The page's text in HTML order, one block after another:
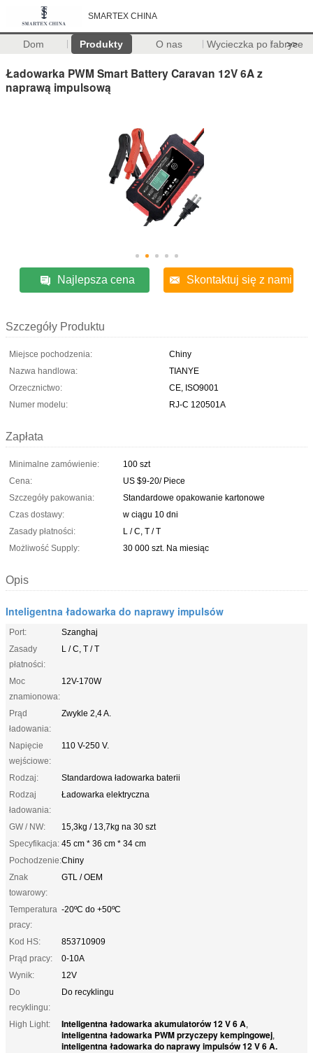
SMARTEX CHINA
Dom Produkty O nas Wycieczka po fabryce
>>
Ładowarka PWM Smart Battery Caravan 12V 6A z
naprawą impulsową
Najlepsza cena Skontaktuj się z nami
Szczegóły Produktu
Miejsce pochodzenia:
Chiny
Nazwa handlowa:
TIANYE
Orzecznictwo:
CE, ISO9001
Numer modelu:
RJ-C 120501A
Zapłata
Minimalne zamówienie:
100 szt
Cena:
US $9-20/ Piece
Szczegóły pakowania:
Standardowe opakowanie kartonowe
Czas dostawy:
w ciągu 10 dni
Zasady płatności:
L / C, T / T
Możliwość Supply:
30 000 szt. Na miesiąc
Opis
Inteligentna ładowarka do naprawy impulsów
Port:
Szanghaj
Zasady
płatności:
L / C, T / T
Moc
znamionowa:
12V-170W
Prąd
ładowania:
Zwykle 2,4 A.
Napięcie
wejściowe:
110 V-250 V.
Rodzaj:
Standardowa ładowarka baterii
Rodzaj
ładowania:
Ładowarka elektryczna
GW / NW:
15,3kg / 13,7kg na 30 szt
Specyfikacja: 45 cm * 36 cm * 34 cm
Pochodzenie:Chiny
Znak
towarowy:
GTL / OEM
Temperatura
pracy:
-20ºC do +50ºC
Kod HS:
853710909
Prąd pracy:
0-10A
Wynik:
12V
Do
recyklingu:
Do recyklingu
High Light: Inteligentna ładowarka akumulatorów 12 V 6 A,
inteligentna ładowarka PWM przyczepy kempingowej,
inteligentna ładowarka do naprawy impulsów 12 V 6 A.